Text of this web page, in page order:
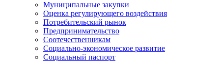
Муниципальные закупки
Оценка регулирующего воздействия
Потребительский рынок
Предпринимательство
Соотечественникам
Социально-экономическое развитие
Социальный паспорт